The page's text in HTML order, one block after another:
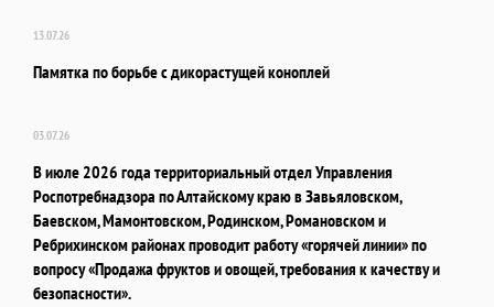
13.07.26
Памятка по борьбе с дикорастущей коноплей
03.07.26
В июле 2026 года территориальный отдел Управления
Роспотребнадзора по Алтайскому краю в Завьяловском,
Баевском, Мамонтовском, Родинском, Романовском и
Ребрихинском районах проводит работу «горячей линии» по
вопросу «Продажа фруктов и овощей, требования к качеству и
безопасности».